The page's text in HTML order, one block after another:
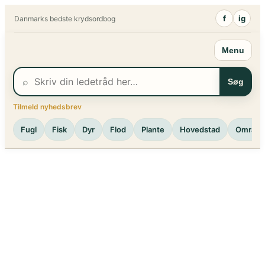
Danmarks bedste krydsordbog f ig
Menu
⌕ Søg
Tilmeld nyhedsbrev
Fugl Fisk Dyr Flod Plante Hovedstad Område